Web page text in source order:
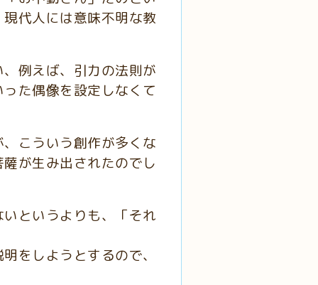
代人には意味不明な教
例えば、引力の法則が
た偶像を設定しなくて
こういう創作が多くな
が生み出されたのでし
というよりも、「それ
をしようとするので、